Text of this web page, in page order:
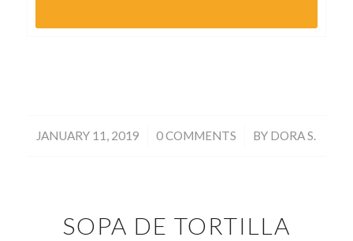
JANUARY 11, 2019
/ 0 COMMENTS
/ BY DORA S.
SOPA DE TORTILLA